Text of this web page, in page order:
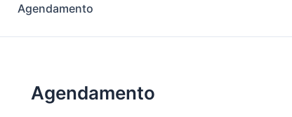
Agendamento
Agendamento